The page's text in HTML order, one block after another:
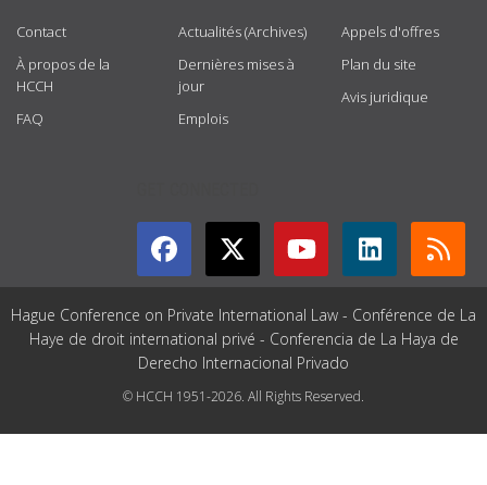
Contact
À propos de la
HCCH
FAQ
Actualités (Archives)
Dernières mises à
jour
Emplois
Appels d'offres
Plan du site
Avis juridique
Hague Conference on Private International Law - Conférence de La
Haye de droit international privé - Conferencia de La Haya de
Derecho Internacional Privado
© HCCH 1951-2026. All Rights Reserved.